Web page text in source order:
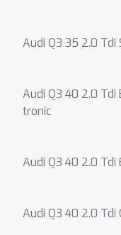
Audi Q3 35 2.0 Tdi
Audi Q3 40 2.0 Tdi
tronic
Audi Q3 40 2.0
Audi Q3 40 2.0